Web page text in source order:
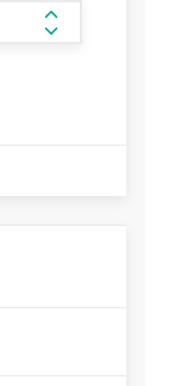
form.increase-